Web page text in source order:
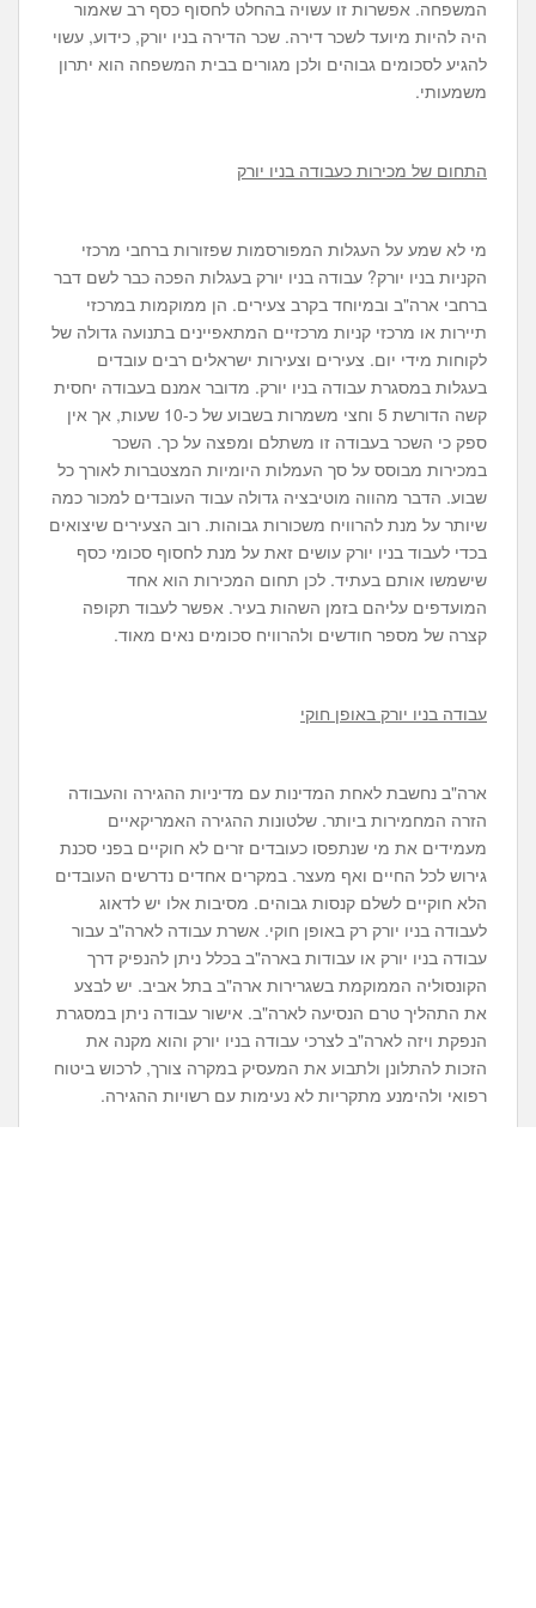
המשפחה. אפשרות זו עשויה בהחלט לחסוף כסף רב שאמור
היה להיות מיועד לשכר דירה. שכר הדירה בניו יורק, כידוע, עשוי
להגיע לסכומים גבוהים ולכן מגורים בבית המשפחה הוא יתרון
משמעותי.
התחום של מכירות כעבודה בניו יורק
מי לא שמע על העגלות המפורסמות שפזורות ברחבי מרכזי
הקניות בניו יורק? עבודה בניו יורק בעגלות הפכה כבר לשם דבר
ברחבי ארה"ב ובמיוחד בקרב צעירים. הן ממוקמות במרכזי
תיירות או מרכזי קניות מרכזיים המתאפיינים בתנועה גדולה של
לקוחות מידי יום. צעירים וצעירות ישראלים רבים עובדים
בעגלות במסגרת עבודה בניו יורק. מדובר אמנם בעבודה יחסית
קשה הדורשת 5 וחצי משמרות בשבוע של כ-10 שעות, אך אין
ספק כי השכר בעבודה זו משתלם ומפצה על כך. השכר
במכירות מבוסס על סך העמלות היומיות המצטברות לאורך כל
שבוע. הדבר מהווה מוטיבציה גדולה עבוד העובדים למכור כמה
שיותר על מנת להרוויח משכורות גבוהות. רוב הצעירים שיצואים
בכדי לעבוד בניו יורק עושים זאת על מנת לחסוף סכומי כסף
שישמשו אותם בעתיד. לכן תחום המכירות הוא אחד
המועדפים עליהם בזמן השהות בעיר. אפשר לעבוד תקופה
קצרה של מספר חודשים ולהרוויח סכומים נאים מאוד.
עבודה בניו יורק באופן חוקי
ארה"ב נחשבת לאחת המדינות עם מדיניות ההגירה והעבודה
הזרה המחמירות ביותר. שלטונות ההגירה האמריקאיים
מעמידים את מי שנתפסו כעובדים זרים לא חוקיים בפני סכנת
גירוש לכל החיים ואף מעצר. במקרים אחדים נדרשים העובדים
הלא חוקיים לשלם קנסות גבוהים. מסיבות אלו יש לדאוג
לעבודה בניו יורק רק באופן חוקי. אשרת עבודה לארה"ב עבור
עבודה בניו יורק או עבודות בארה"ב בכלל ניתן להנפיק דרך
הקונסוליה הממוקמת בשגרירות ארה"ב בתל אביב. יש לבצע
את התהליך טרם הנסיעה לארה"ב. אישור עבודה ניתן במסגרת
הנפקת ויזה לארה"ב לצרכי עבודה בניו יורק והוא מקנה את
הזכות להתלונן ולתבוע את המעסיק במקרה צורך, לרכוש ביטוח
רפואי ולהימנע מתקריות לא נעימות עם רשויות ההגירה.